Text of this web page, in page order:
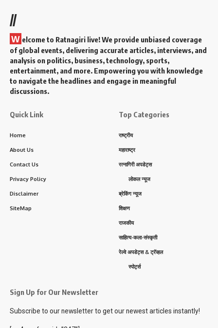
//
W elcome to Ratnagiri live! We provide unbiased coverage
of global events, delivering accurate articles, interviews, and
analysis on politics, business, technology, sports,
entertainment, and more. Empowering you with knowledge
to navigate the headlines and engage in meaningful
discussions.
Quick Link
Home
About Us
Contact Us
Privacy Policy
Disclaimer
SiteMap
Top Categories
राष्ट्रीय
महाराष्ट्र
रत्नागिरी अपडेट्स
लोकल न्यूज
ब्रेकिंग न्यूज
शिक्षण
राजकीय
साहित्य-कला-संस्कृती
रेल्वे अपडेट्स & ट्रॅव्हल
स्पोर्ट्स
Sign Up for Our Newsletter
Subscribe to our newsletter to get our newest articles instantly!